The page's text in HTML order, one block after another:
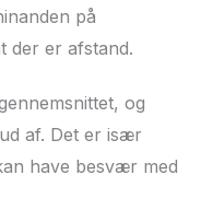
på
der er afstand.
og
af. Det er især
have besvær med